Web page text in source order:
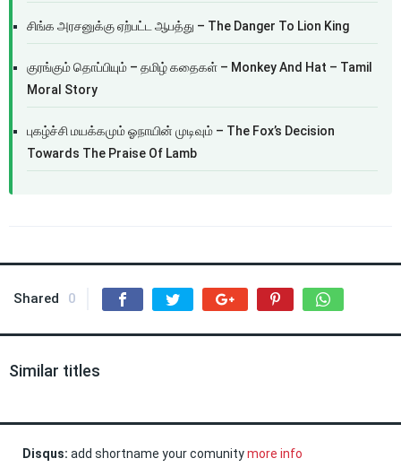
சிங்க அரசனுக்கு ஏற்பட்ட ஆபத்து – The Danger To Lion King
குரங்கும் தொப்பியும் – தமிழ் கதைகள் – Monkey And Hat – Tamil
Moral Story
புகழ்ச்சி மயக்கமும் ஓநாயின் முடிவும் – The Fox’s Decision
Towards The Praise Of Lamb
Shared 0
Similar titles
Disqus: add shortname your comunitymore info